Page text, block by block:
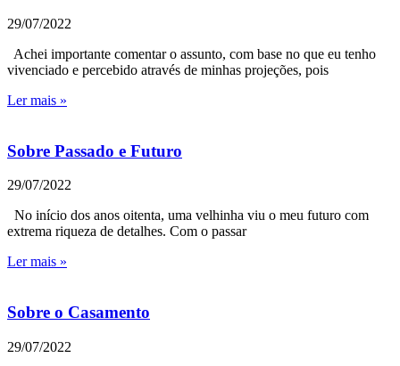
29/07/2022
Achei importante comentar o assunto, com base no que eu tenho
vivenciado e percebido através de minhas projeções, pois
Ler mais »
Sobre Passado e Futuro
29/07/2022
No início dos anos oitenta, uma velhinha viu o meu futuro com
extrema riqueza de detalhes. Com o passar
Ler mais »
Sobre o Casamento
29/07/2022